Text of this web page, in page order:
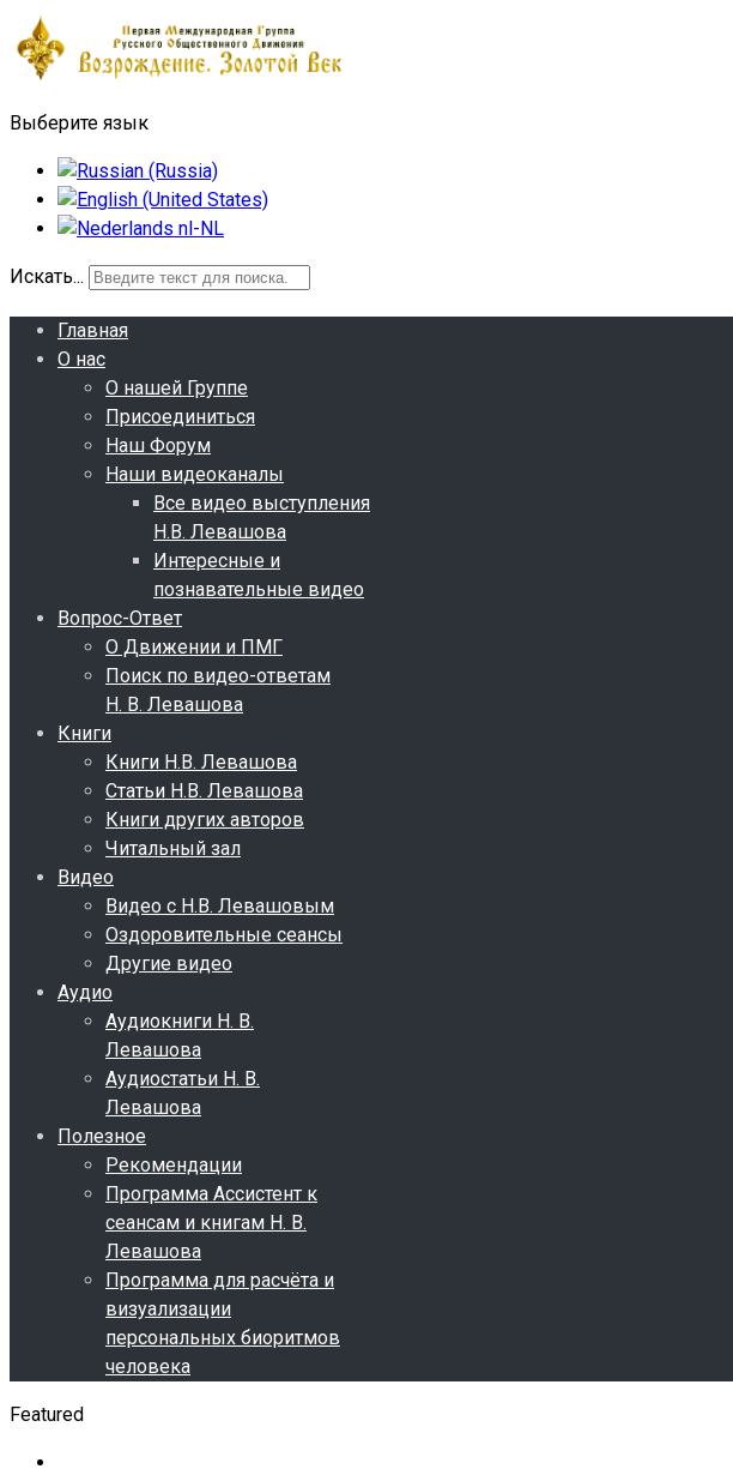
Выберите язык
Искать...
Главная
О нас
О нашей Группе
Присоединиться
Наш Форум
Наши видеоканалы
Все видео выступления
Н.В. Левашова
Интересные и
познавательные видео
Вопрос-Ответ
О Движении и ПМГ
Поиск по видео-ответам
Н. В. Левашова
Книги
Книги Н.В. Левашова
Статьи Н.В. Левашова
Книги других авторов
Читальный зал
Видео
Видео с Н.В. Левашовым
Оздоровительные сеансы
Другие видео
Аудио
Аудиокниги Н. В.
Левашова
Аудиостатьи Н. В.
Левашова
Полезное
Рекомендации
Программа Ассистент к
сеансам и книгам Н. В.
Левашова
Программа для расчёта и
визуализации
персональных биоритмов
человека
Featured